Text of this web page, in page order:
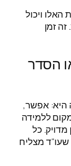
האלו ויכול
זמן
הסדר
היא: אפשר,
ללמידה
כל
שעו"ד מצליח